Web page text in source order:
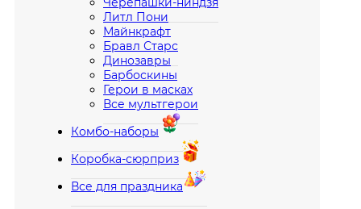
Литл Пони
Майнкрафт
Бравл Старс
Динозавры
Барбоскины
Герои в масках
Все мультгерои
Комбо-наборы
Коробка-сюрприз
Все для праздника